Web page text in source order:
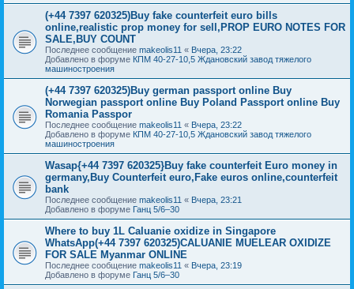
(+44 7397 620325)Buy fake counterfeit euro bills
online,realistic prop money for sell,PROP EURO NOTES FOR
SALE,BUY COUNT
Последнее сообщение makeolis11 « Вчера, 23:22
Добавлено в форуме КПМ 40-27-10,5 Ждановский завод тяжелого
машиностроения
(+44 7397 620325)Buy german passport online Buy
Norwegian passport online Buy Poland Passport online Buy
Romania Passpor
Последнее сообщение makeolis11 « Вчера, 23:22
Добавлено в форуме КПМ 40-27-10,5 Ждановский завод тяжелого
машиностроения
Wasap{+44 7397 620325}Buy fake counterfeit Euro money in
germany,Buy Counterfeit euro,Fake euros online,counterfeit
bank
Последнее сообщение makeolis11 « Вчера, 23:21
Добавлено в форуме Ганц 5/6–30
Where to buy 1L Caluanie oxidize in Singapore
WhatsApp(+44 7397 620325)CALUANIE MUELEAR OXIDIZE
FOR SALE Myanmar ONLINE
Последнее сообщение makeolis11 « Вчера, 23:19
Добавлено в форуме Ганц 5/6–30